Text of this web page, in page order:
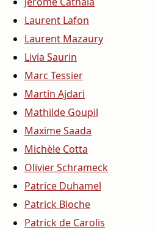
Laurent Lafon
Laurent Mazaury
Livia Saurin
Marc Tessier
Martin Ajdari
Mathilde Goupil
Maxime Saada
Michèle Cotta
Olivier Schrameck
Patrice Duhamel
Patrick Bloche
Patrick de Carolis